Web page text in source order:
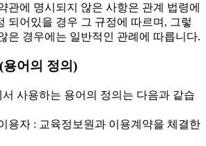
관에 명시되지 않은 사항은 관계 법령에
되어있을 경우 그 규정에 따르며, 그렇
은 경우에는 일반적인 관례에 따릅니다.
용어의 정의)
서 사용하는 용어의 정의는 다음과 같습
용자 : 교육정보원과 이용계약을 체결한